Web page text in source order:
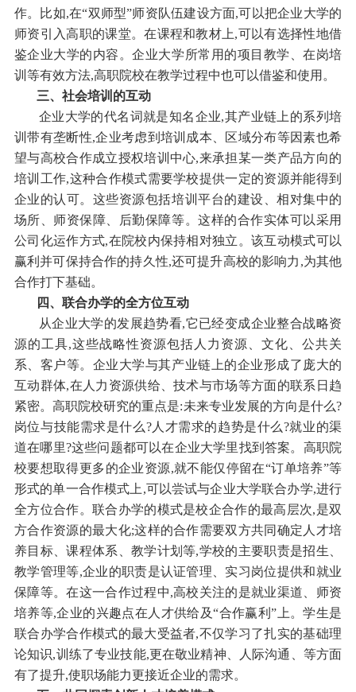
作。比如,在“双师型”师资队伍建设方面,可以把企业大学的
师资引入高职的课堂。在课程和教材上,可以有选择性地借
鉴企业大学的内容。企业大学所常用的项目教学、在岗培
训等有效方法,高职院校在教学过程中也可以借鉴和使用。
三、社会培训的互动
企业大学的代名词就是知名企业,其产业链上的系列培
训带有垄断性,企业考虑到培训成本、区域分布等因素也希
望与高校合作成立授权培训中心,来承担某一类产品方向的
培训工作,这种合作模式需要学校提供一定的资源并能得到
企业的认可。这些资源包括培训平台的建设、相对集中的
场所、师资保障、后勤保障等。这样的合作实体可以采用
公司化运作方式,在院校内保持相对独立。该互动模式可以
赢利并可保持合作的持久性,还可提升高校的影响力,为其他
合作打下基础。
四、联合办学的全方位互动
从企业大学的发展趋势看,它已经变成企业整合战略资
源的工具,这些战略性资源包括人力资源、文化、公共关
系、客户等。企业大学与其产业链上的企业形成了庞大的
互动群体,在人力资源供给、技术与市场等方面的联系日趋
紧密。高职院校研究的重点是:未来专业发展的方向是什么?
岗位与技能需求是什么?人才需求的趋势是什么?就业的渠
道在哪里?这些问题都可以在企业大学里找到答案。高职院
校要想取得更多的企业资源,就不能仅停留在“订单培养”等
形式的单一合作模式上,可以尝试与企业大学联合办学,进行
全方位合作。联合办学的模式是校企合作的最高层次,是双
方合作资源的最大化;这样的合作需要双方共同确定人才培
养目标、课程体系、教学计划等,学校的主要职责是招生、
教学管理等,企业的职责是认证管理、实习岗位提供和就业
保障等。在这一合作过程中,高校关注的是就业渠道、师资
培养等,企业的兴趣点在人才供给及“合作赢利”上。学生是
联合办学合作模式的最大受益者,不仅学习了扎实的基础理
论知识,训练了专业技能,更在敬业精神、人际沟通、等方面
有了提升,使职场能力更接近企业的需求。